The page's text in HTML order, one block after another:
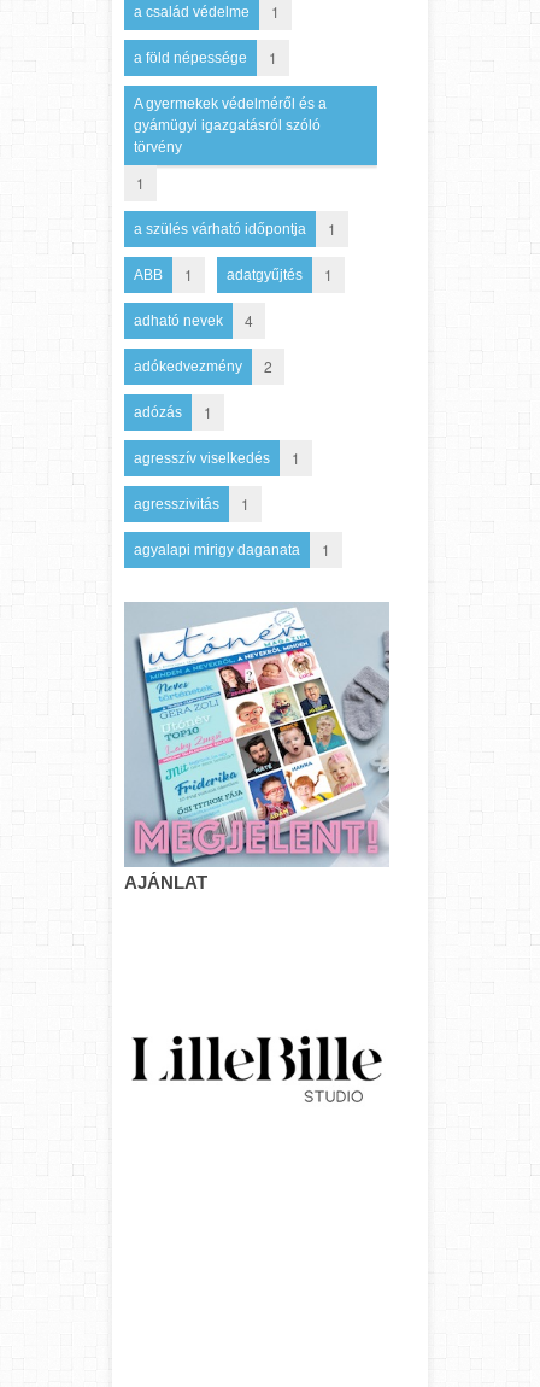
a család védelme 1
a föld népessége 1
A gyermekek védelméről és a
gyámügyi igazgatásról szóló
törvény
1
a szülés várható időpontja 1
ABB 1 adatgyűjtés 1
adható nevek 4
adókedvezmény 2
adózás 1
agresszív viselkedés 1
agresszivitás 1
agyalapi mirigy daganata 1
AJÁNLAT